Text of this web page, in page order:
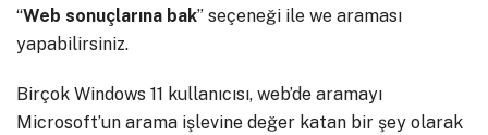
“Web sonuçlarına bak” seçeneği ile we araması
yapabilirsiniz.
Birçok Windows 11 kullanıcısı, web’de aramayı
Microsoft’un arama işlevine değer katan bir şey olarak